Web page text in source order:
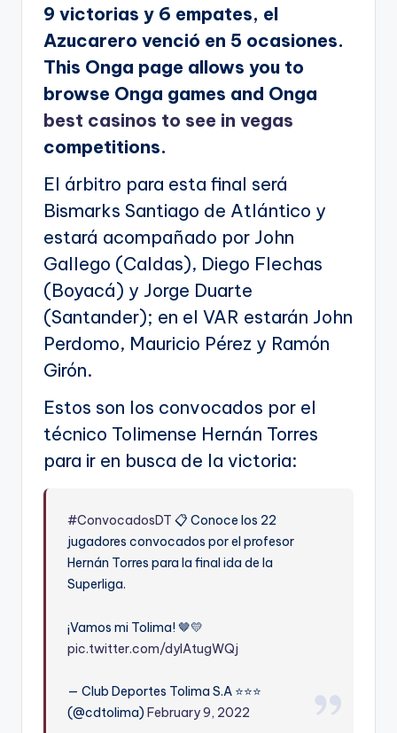
9 victorias y 6 empates, el
Azucarero venció en 5 ocasiones.
This Onga page allows you to
browse Onga games and Onga
best casinos to see in vegas
competitions.
El árbitro para esta final será
Bismarks Santiago de Atlántico y
estará acompañado por John
Gallego (Caldas), Diego Flechas
(Boyacá) y Jorge Duarte
(Santander); en el VAR estarán John
Perdomo, Mauricio Pérez y Ramón
Girón.
Estos son los convocados por el
técnico Tolimense Hernán Torres
para ir en busca de la victoria:
#ConvocadosDT 📋 Conoce los 22
jugadores convocados por el profesor
Hernán Torres para la final ida de la
Superliga.
¡Vamos mi Tolima! 🤎💛
pic.twitter.com/dyIAtugWQj
— Club Deportes Tolima S.A ⭐️⭐️⭐️
(@cdtolima)February 9, 2022